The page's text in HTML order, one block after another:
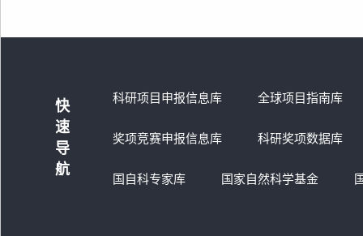
快
速
导
航
科研项目申报信息库 全球项目指南库
奖项竞赛申报信息库 科研奖项数据库
国自科专家库 国家自然科学基金